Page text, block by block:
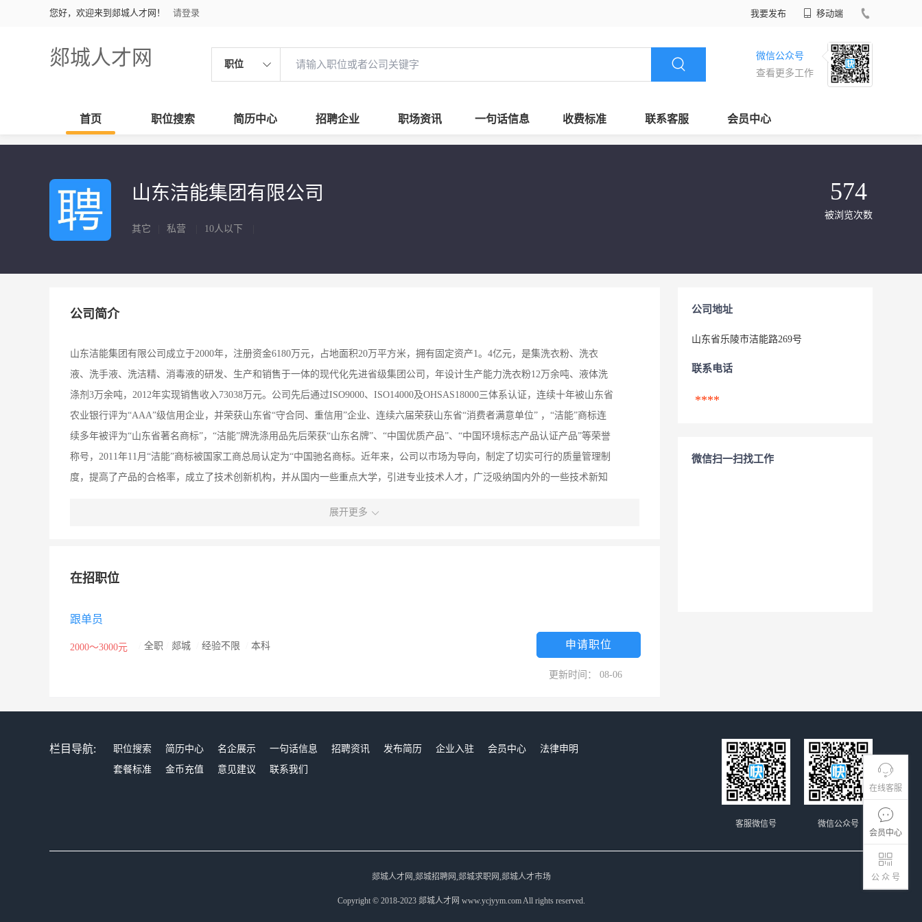
您好，欢迎来到郯城人才网！ 请登录 我要发布 移动端
郯城人才网 职位
微信公众号
查看更多工作
首页 职位搜索 简历中心 招聘企业 职场资讯 一句话信息 收费标准 联系客服 会员中心
在线客服
会员中心
公 众 号
山东洁能集团有限公司
其它 私营 10人以下
574
被浏览次数
公司简介
山东洁能集团有限公司成立于2000年，注册资金6180万元，占地面积20万平方米，拥有固定资产1。4亿元，是集洗衣粉、洗衣
液、洗手液、洗洁精、消毒液的研发、生产和销售于一体的现代化先进省级集团公司，年设计生产能力洗衣粉12万余吨、液体洗
涤剂3万余吨，2012年实现销售收入73038万元。公司先后通过ISO9000、ISO14000及OHSAS18000三体系认证，连续十年被山东省
农业银行评为“AAA”级信用企业，并荣获山东省“守合同、重信用”企业、连续六届荣获山东省“消费者满意单位” ，“洁能”商标连
续多年被评为“山东省著名商标”，“洁能”牌洗涤用品先后荣获“山东名牌”、“中国优质产品”、“中国环境标志产品认证产品”等荣誉
称号，2011年11月“洁能”商标被国家工商总局认定为“中国驰名商标。近年来，公司以市场为导向，制定了切实可行的质量管理制
度，提高了产品的合格率，成立了技术创新机构，并从国内一些重点大学，引进专业技术人才，广泛吸纳国内外的一些技术新知
场，产品销售网络已遍布山东、河北、山西、河南、江苏、内蒙古、东北三省及京、津、唐等全国二十余个省市和地区，并出口
展开更多
在招职位
跟单员
2000～3000元 全职 郯城 经验不限 本科 申请职位
更新时间： 08-06
公司地址
山东省乐陵市洁能路269号
联系电话
****
微信扫一扫找工作
栏目导航: 职位搜索 简历中心 名企展示 一句话信息 招聘资讯 发布简历 企业入驻 会员中心
法律申明
套餐标准
金币充值 意见建议 联系我们
微信公众号
客服微信号
郯城人才网,郯城招聘网,郯城求职网,郯城人才市场
Copyright © 2018-2023 郯城人才网 www.ycjyym.com All rights reserved.